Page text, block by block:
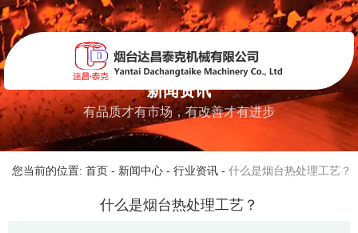
新闻资讯
有品质才有市场，有改善才有进步
您当前的位置: 首页 - 新闻中心 - 行业资讯 - 什么是烟台热处理工艺？
什么是烟台热处理工艺？